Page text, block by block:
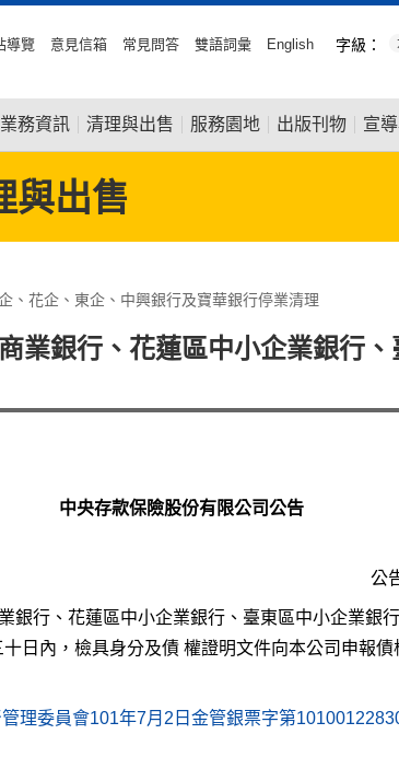
導覽 意見信箱 常見問答 雙語詞彙 English 字級：
務資訊 清理與出售 服務園地 出版刊物 宣
與出售
、花企、東企、中興銀行及寶華銀行停業清理
業銀行、花蓮區中小企業銀行
中央存款保險股份有限公司公告
公
銀行、花蓮區中小企業銀行、臺東區中小企業銀
日內，檢具身分及債 權證明文件向本公司申報
理委員會101年7月2日金管銀票字第